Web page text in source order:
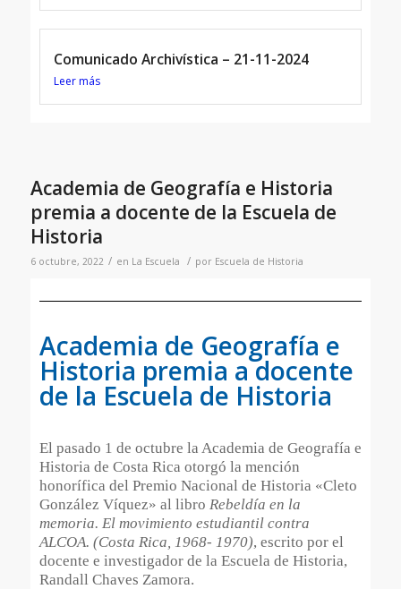
Comunicado Archivística – 21-11-2024
Leer más
Academia de Geografía e Historia
premia a docente de la Escuela de
Historia
6 octubre, 2022 / en La Escuela / por Escuela de Historia
Academia de Geografía e
Historia premia a docente
de la Escuela de Historia
El pasado 1 de octubre la Academia de Geografía e
Historia de Costa Rica otorgó la mención
honorífica del Premio Nacional de Historia «Cleto
González Víquez» al libro Rebeldía en la
memoria. El movimiento estudiantil contra
ALCOA. (Costa Rica, 1968- 1970), escrito por el
docente e investigador de la Escuela de Historia,
Randall Chaves Zamora.